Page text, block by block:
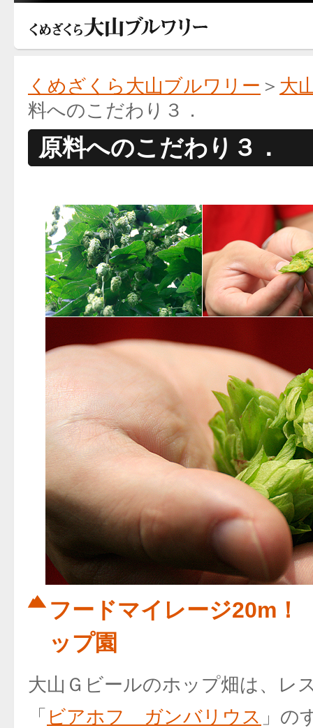
くめざくら大山ブルワリー ＞ 大
料へのこだわり３．
原料へのこだわり３．
フードマイレージ20m
ップ園
大山Ｇビールのホップ畑は、レ
「 ビアホフ ガンバリウス 」の